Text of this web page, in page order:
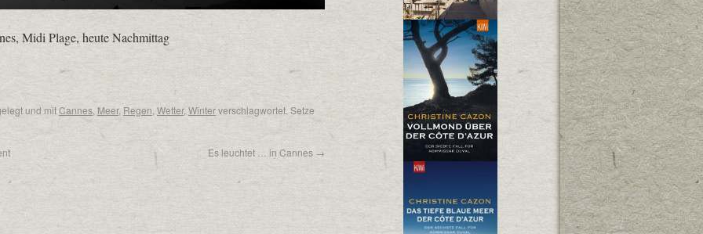
Midi Plage, heute Nachmittag
und mitCannes, Meer, Regen Wetter, Winterverschlagwortet. Setze
Es leuchtet … in Cannes →